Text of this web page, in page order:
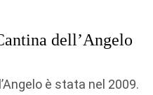
dell’Angelo
è stata nel 2009.